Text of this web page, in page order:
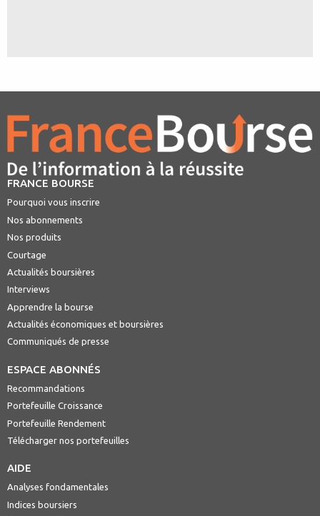
FRANCE BOURSE
Pourquoi vous inscrire
Nos abonnements
Nos produits
Courtage
Actualités boursières
Interviews
Apprendre la bourse
Actualités économiques et boursières
Communiqués de presse
ESPACE ABONNÉS
Recommandations
Portefeuille Croissance
Portefeuille Rendement
Télécharger nos portefeuilles
AIDE
Analyses fondamentales
Indices boursiers